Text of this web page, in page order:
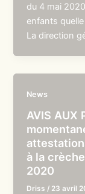
du 4 mai
enfants
La direction
News
AVIS AUX
à la
2020
Driss / 23 avril